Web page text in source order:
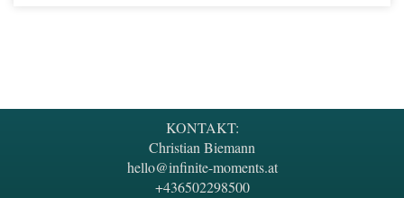
KONTAKT:
Christian Biemann
hello@infinite-moments.at
+436502298500